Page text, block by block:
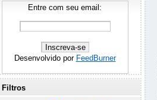
Entre com seu email:
Desenvolvido por FeedBurner
Filtros